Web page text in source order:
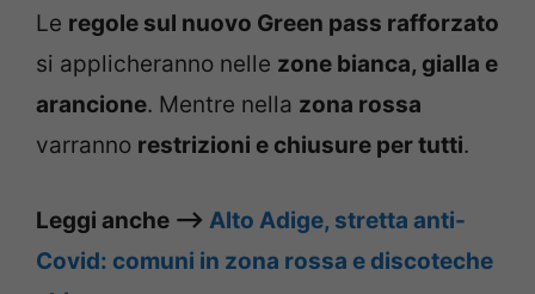
Le regole sul nuovo Green pass rafforzato
si applicheranno nelle zone bianca, gialla e
arancione. Mentre nella zona rossa
varranno restrizioni e chiusure per tutti.
Leggi anche –> Alto Adige, stretta anti-
Covid: comuni in zona rossa e discoteche